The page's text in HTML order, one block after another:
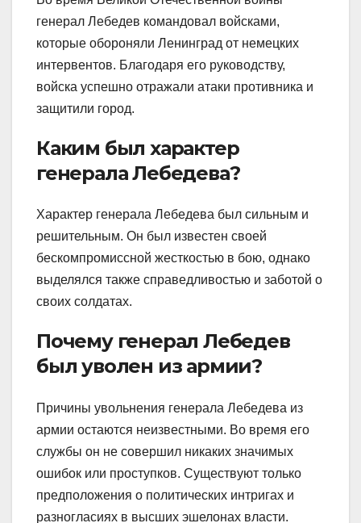
генерал Лебедев командовал войсками,
которые обороняли Ленинград от немецких
интервентов. Благодаря его руководству,
войска успешно отражали атаки противника и
защитили город.
Каким был характер
генерала Лебедева?
Характер генерала Лебедева был сильным и
решительным. Он был известен своей
бескомпромиссной жесткостью в бою, однако
выделялся также справедливостью и заботой о
своих солдатах.
Почему генерал Лебедев
был уволен из армии?
Причины увольнения генерала Лебедева из
армии остаются неизвестными. Во время его
службы он не совершил никаких значимых
ошибок или проступков. Существуют только
предположения о политических интригах и
разногласиях в высших эшелонах власти.